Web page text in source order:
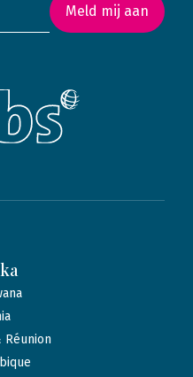
Meld mij aan
Réunion